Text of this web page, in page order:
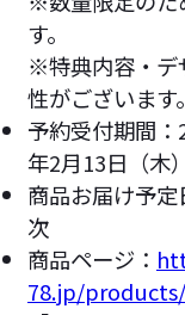
す。
※特典内容・デ
性がございます。
予約受付期間
年2月13日（木）
商品お届け予
次
商品ページ：
78.jp/